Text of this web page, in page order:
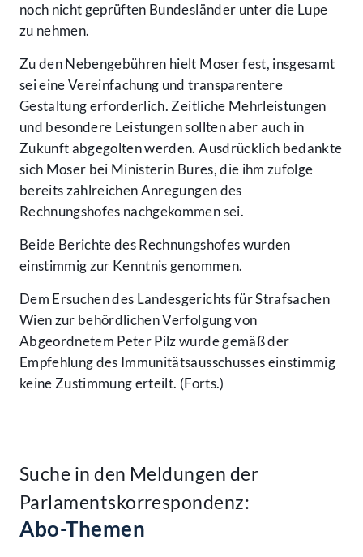
noch nicht geprüften Bundesländer unter die Lupe
zu nehmen.
Zu den Nebengebühren hielt Moser fest, insgesamt
sei eine Vereinfachung und transparentere
Gestaltung erforderlich. Zeitliche Mehrleistungen
und besondere Leistungen sollten aber auch in
Zukunft abgegolten werden. Ausdrücklich bedankte
sich Moser bei Ministerin Bures, die ihm zufolge
bereits zahlreichen Anregungen des
Rechnungshofes nachgekommen sei.
Beide Berichte des Rechnungshofes wurden
einstimmig zur Kenntnis genommen.
Dem Ersuchen des Landesgerichts für Strafsachen
Wien zur behördlichen Verfolgung von
Abgeordnetem Peter Pilz wurde gemäß der
Empfehlung des Immunitätsausschusses einstimmig
keine Zustimmung erteilt. (Forts.)
Suche in den Meldungen der
Parlamentskorrespondenz:
Abo-Themen